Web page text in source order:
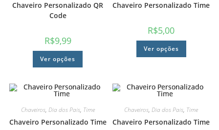
Chaveiro Personalizado QR
Code
R$9,99
Ver opções
Chaveiro Personalizado Time
R$5,00
Ver opções
Chaveiros, Dia dos Pais, Time
Chaveiro Personalizado Time
Chaveiros,Dia dos Pais, Time
Chaveiro Personalizado Time